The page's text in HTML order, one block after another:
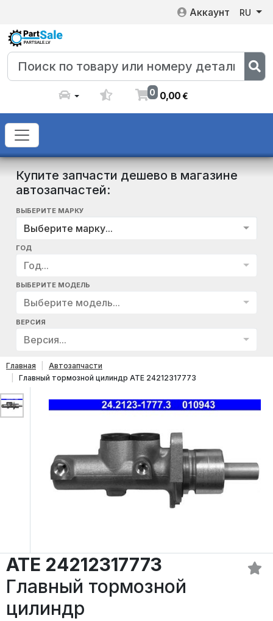
Аккаунт RU
0 0,00€
Купите запчасти дешево в магазине
автозапчастей:
ВЫБЕРИТЕ МАРКУ
Выберите марку...
ГОД
Год...
ВЫБЕРИТЕ МОДЕЛЬ
Выберите модель...
ВЕРСИЯ
Версия...
Главная
Автозапчасти
Главный тормозной цилиндр ATE 24212317773
ATE 24212317773
Главный тормозной
цилиндр